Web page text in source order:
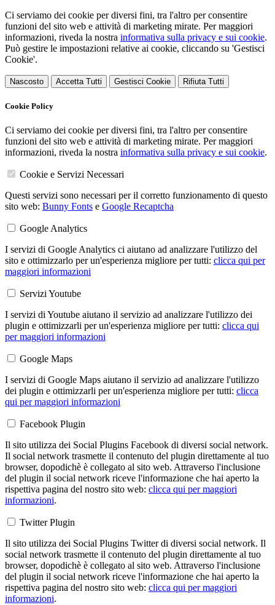
Ci serviamo dei cookie per diversi fini, tra l'altro per consentire
funzioni del sito web e attività di marketing mirate. Per maggiori
informazioni, riveda la nostra informativa sulla privacy e sui cookie.
Può gestire le impostazioni relative ai cookie, cliccando su 'Gestisci
Cookie'.
Nascosto Accetta Tutti Gestisci Cookie Rifiuta Tutti
Cookie Policy
Ci serviamo dei cookie per diversi fini, tra l'altro per consentire
funzioni del sito web e attività di marketing mirate. Per maggiori
informazioni, riveda la nostra informativa sulla privacy e sui cookie.
Cookie e Servizi Necessari
Questi servizi sono necessari per il corretto funzionamento di questo
sito web: Bunny Fonts e Google Recaptcha
Google Analytics
I servizi di Google Analytics ci aiutano ad analizzare l'utilizzo del
sito e ottimizzarlo per un'esperienza migliore per tutti: clicca qui per
maggiori informazioni
Servizi Youtube
I servizi di Youtube aiutano il servizio ad analizzare l'utilizzo dei
plugin e ottimizzarli per un'esperienza migliore per tutti: clicca qui
per maggiori informazioni
Google Maps
I servizi di Google Maps aiutano il servizio ad analizzare l'utilizzo
dei plugin e ottimizzarli per un'esperienza migliore per tutti: clicca
qui per maggiori informazioni
Facebook Plugin
Il sito utilizza dei Social Plugins Facebook di diversi social network.
Il social network trasmette il contenuto del plugin direttamente al tuo
browser, dopodichè è collegato al sito web. Attraverso l'inclusione
del plugin il social network riceve l'informazione che hai aperto la
rispettiva pagina del nostro sito web: clicca qui per maggiori
informazioni.
Twitter Plugin
Il sito utilizza dei Social Plugins Twitter di diversi social network. Il
social network trasmette il contenuto del plugin direttamente al tuo
browser, dopodichè è collegato al sito web. Attraverso l'inclusione
del plugin il social network riceve l'informazione che hai aperto la
rispettiva pagina del nostro sito web: clicca qui per maggiori
informazioni.